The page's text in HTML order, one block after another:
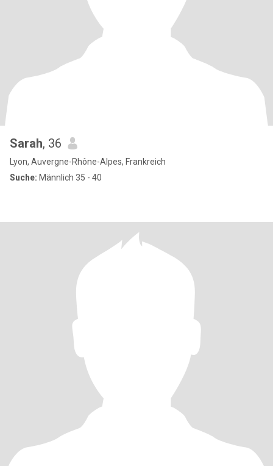
Sarah, 36
Lyon, Auvergne-Rhône-Alpes, Frankreich
Suche: Männlich 35 - 40